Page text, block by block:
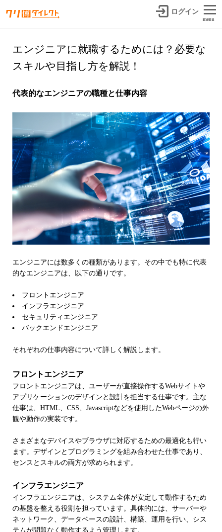
ログイン
menu
エンジニアに就職するためには？必要な
スキルや目指し方を解説！
代表的なエンジニアの職種と仕事内容
エンジニアには数多くの種類があります。その中でも特に代表
的なエンジニアは、以下の通りです。
フロントエンジニア
インフラエンジニア
セキュリティエンジニア
バックエンドエンジニア
それぞれの仕事内容について詳しく解説します。
フロントエンジニア
フロントエンジニアは、ユーザーが直接操作するWebサイトや
アプリケーションのデザインと設計を担当する仕事です。主な
仕事は、HTML、CSS、Javascriptなどを使用したWebページの外
観や動作の実装です。
さまざまなデバイスやブラウザに対応するための最適化も行い
ます。デザインとプログラミングを組み合わせた仕事であり、
センスとスキルの両方が求められます。
インフラエンジニア
インフラエンジニアは、システム全体が安定して動作するため
の基盤を整える役割を担っています。具体的には、サーバーや
ネットワーク、データベースの設計、構築、運用を行い、シス
テムが問題なく動作するよう管理します。